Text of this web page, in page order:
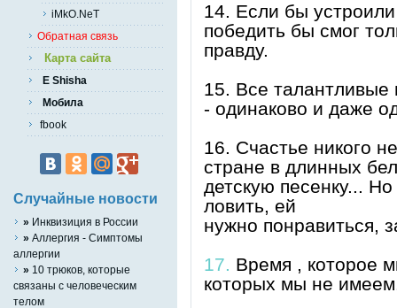
14. Если бы
победить бы смог
правду.
15. Все
- одинаково и даже
16. Счастье никого
стране в длинных
детскую песенку...
ловить, ей
нужно понравиться,
17. Время , которое
которых мы не
iMkO.NeT
Обратная связь
Карта сайта
E Shisha
Мобила
fbook
Случайные новости
» Инквизиция в России
» Аллергия - Симптомы
аллергии
» 10 трюков, которые
связаны с человеческим
телом